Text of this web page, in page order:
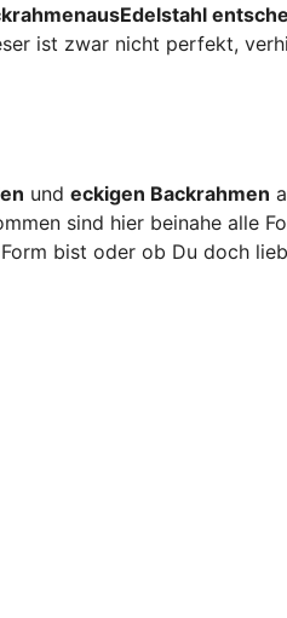
ausEdelstahl
ist zwar nicht perfekt,
und eckigen Backrahmen
sind hier beinahe alle
bist oder ob Du doch